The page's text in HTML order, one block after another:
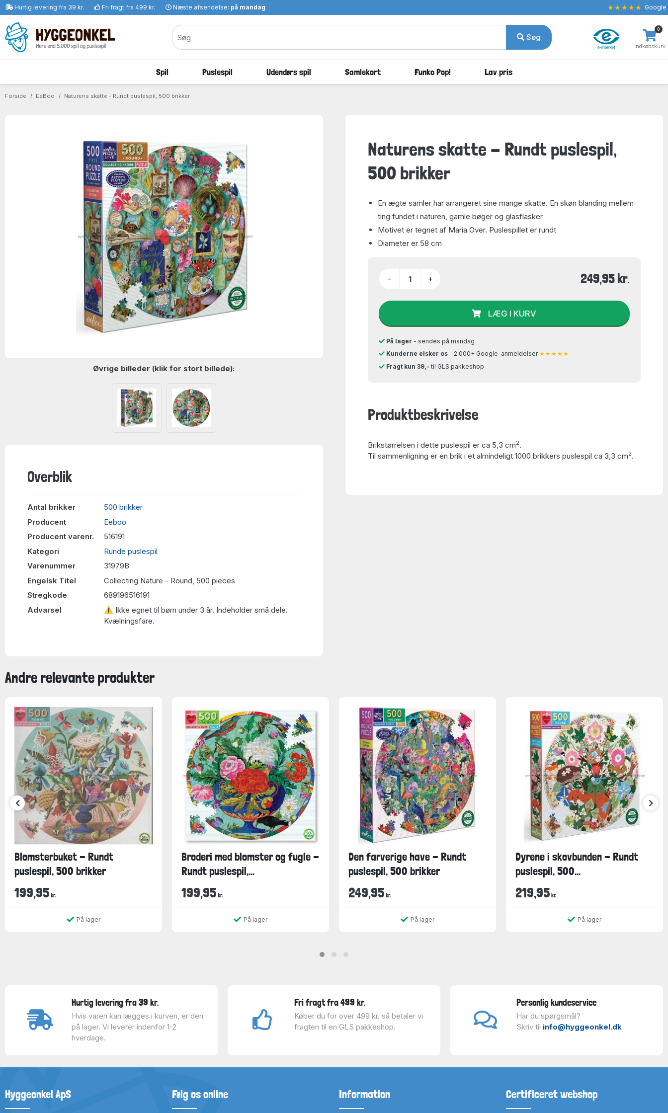
Hurtig levering fra 39 kr. Fri fragt fra 499 kr. Næste afsendelse: på mandag ★★★★★ Google
Søg
Indkøbskurv
0
Spil Puslespil Udendørs spil Samlekort Funko Pop! Lav pris
Forside EeBoo Naturens skatte - Rundt puslespil, 500 brikker
Øvrige billeder (klik for stort billede):
Overblik
Antal brikker
500 brikker
Producent
Eeboo
Producent varenr.
516191
Kategori
Runde puslespil
Varenummer
31979B
Engelsk Titel
Collecting Nature - Round, 500 pieces
Stregkode
689196516191
Advarsel
⚠ Ikke egnet til børn under 3 år. Indeholder små dele.
Kvælningsfare.
Naturens skatte - Rundt puslespil,
500 brikker
En ægte samler har arrangeret sine mange skatte. En skøn blanding mellem
ting fundet i naturen, gamle bøger og glasflasker
Motivet er tegnet af Maria Over. Puslespillet er rundt
Diameter er 58 cm
− + 249,95 kr.
LÆG I KURV
På lager - sendes på mandag
Kunderne elsker os - 2.000+ Google-anmeldelser ★★★★★
Fragt kun 39,- til GLS pakkeshop
Produktbeskrivelse
Brikstørrelsen i dette puslespil er ca 5,3 cm2.
Til sammenligning er en brik i et almindeligt 1000 brikkers puslespil ca 3,3 cm2.
Andre relevante produkter
Blomsterbuket - Rundt
puslespil, 500 brikker
199,95 kr.
På lager
Broderi med blomster og fugle -
Rundt puslespil,...
199,95 kr.
På lager
Den farverige have - Rundt
puslespil, 500 brikker
249,95 kr.
På lager
Dyrene i skovbunden - Rundt
puslespil, 500...
219,95 kr.
På lager
Hurtig levering fra 39 kr.
Hvis varen kan lægges i kurven, er den
på lager. Vi leverer indenfor 1-2
hverdage.
Fri fragt fra 499 kr.
Køber du for over 499 kr. så betaler vi
fragten til en GLS pakkeshop.
Personlig kundeservice
Har du spørgsmål?
Skriv til info@hyggeonkel.dk
Hyggeonkel ApS Følg os online Information Certificeret webshop